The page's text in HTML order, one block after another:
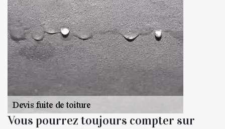
Vous pourrez toujours compter sur